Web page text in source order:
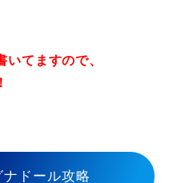
てますので、
ナドール攻略